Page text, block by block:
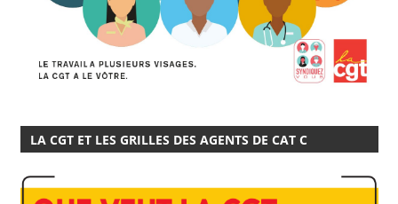
LA CGT ET LES GRILLES DES AGENTS DE CAT C